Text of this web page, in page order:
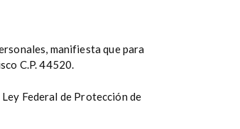
manifiesta que para
C.P. 44520.
Federal de Protección de